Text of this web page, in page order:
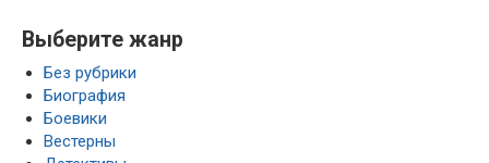
Выберите жанр
Без рубрики
Биография
Боевики
Вестерны